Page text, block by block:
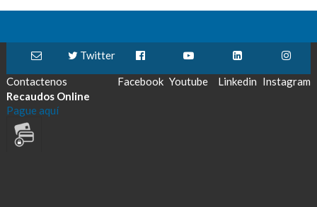
Contactenos
Twitter
Facebook Youtube Linkedin Instagram
Recaudos Online
Pague aquí